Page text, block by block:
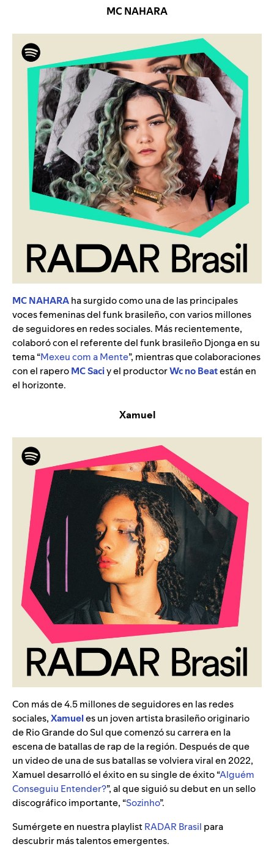
MC NAHARA
MC NAHARAha surgido como una de las principales
voces femeninas del funk brasileño, con varios millones
de seguidores en redes sociales. Más recientemente,
colaboró con el referente del funk brasileño Djonga en su
tema “Mexeu com a Mente”, mientras que colaboraciones
con el raperoMC Saciy el productorWc no Beatestán en
el horizonte.
Xamuel
Con más de 4.5 millones de seguidores en las redes
sociales,Xamueles un joven artista brasileño originario
de Rio Grande do Sul que comenzó su carrera en la
escena de batallas de rap de la región. Después de que
un video de una de sus batallas se volviera viral en 2022,
Xamuel desarrolló el éxito en su single de éxito “Alguém
Conseguiu Entender?”, al que siguió su debut en un sello
discográfico importante, “Sozinho”.
Sumérgete en nuestra playlistRADAR Brasil para
descubrir más talentos emergentes.